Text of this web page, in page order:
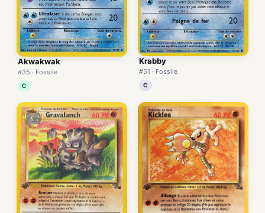
Akwakwak
#35 · Fossile
C
Krabby
#51 · Fossile
C